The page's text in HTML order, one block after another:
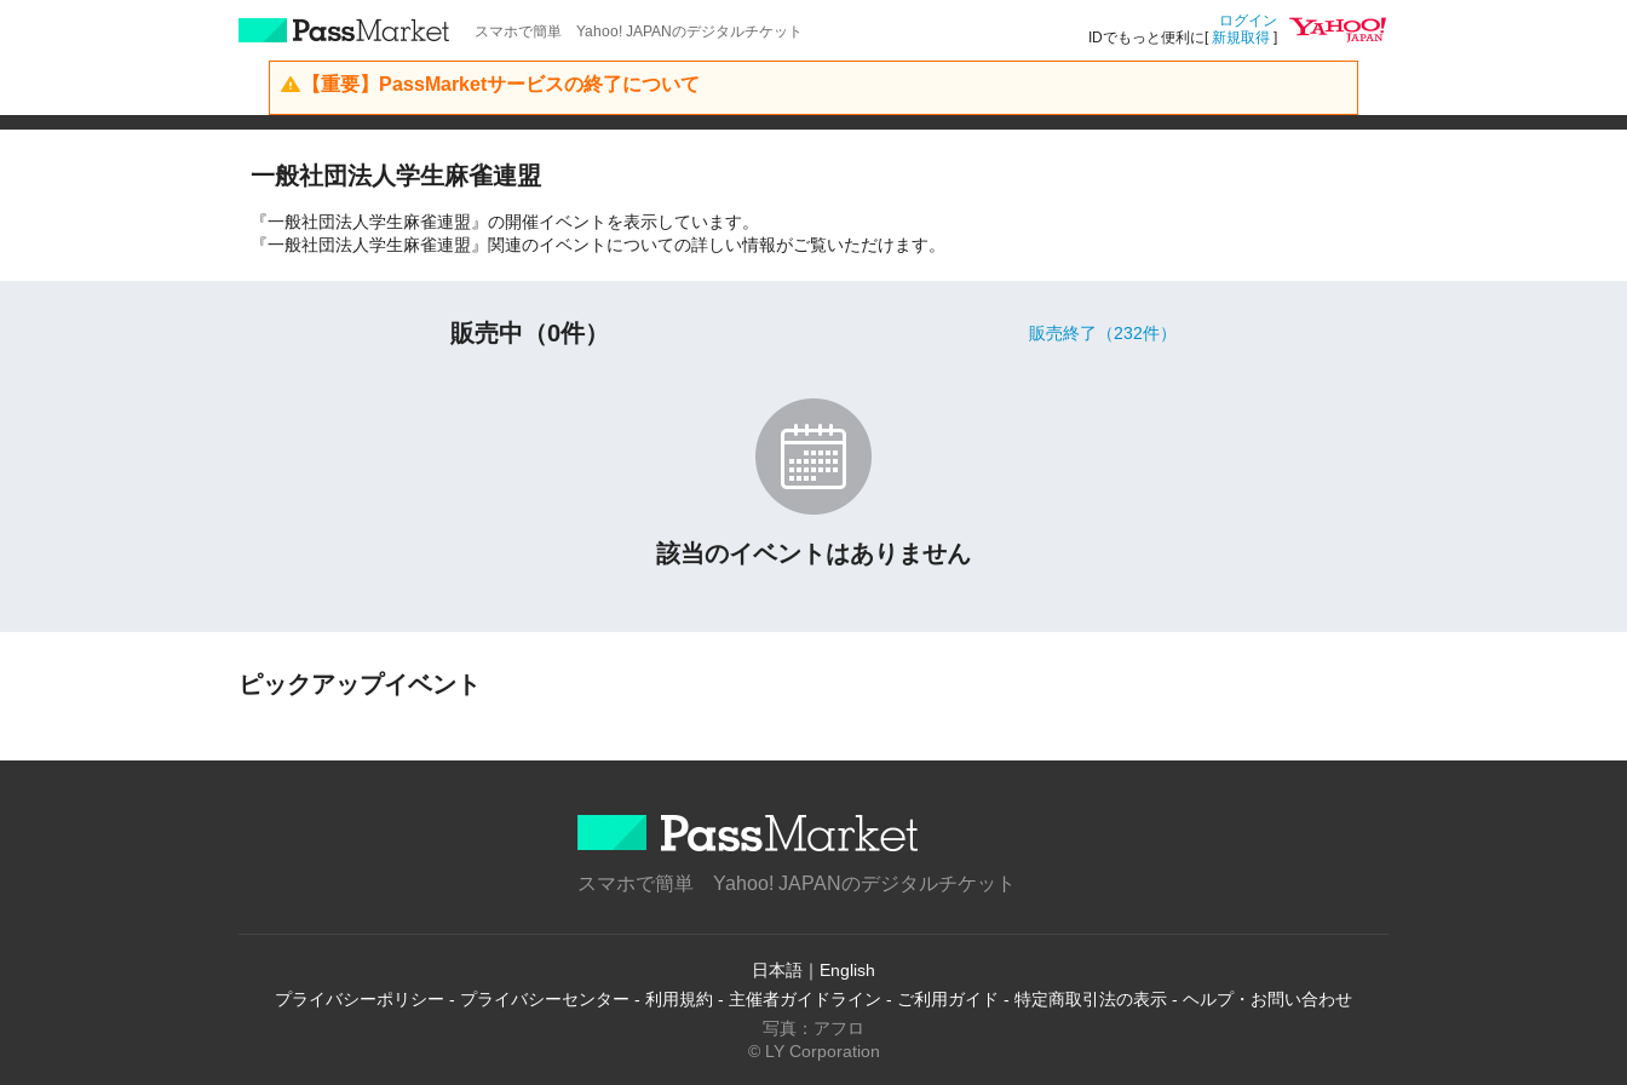
スマホで簡単 Yahoo! JAPANのデジタルチケット
ログイン
IDでもっと便利に[新規取得 ]
【重要】PassMarketサービスの終了について
一般社団法人学生麻雀連盟
『一般社団法人学生麻雀連盟』の開催イベントを表示しています。
『一般社団法人学生麻雀連盟』関連のイベントについての詳しい情報がご覧いただけます。
販売中（0件） 販売終了（232件）
該当のイベントはありません
ピックアップイベント
スマホで簡単 Yahoo! JAPANのデジタルチケット
日本語 ｜ English
プライバシーポリシー - プライバシーセンター - 利用規約 - 主催者ガイドライン - ご利用ガイド - 特定商取引法の表示 - ヘルプ・お問い合わせ
写真：アフロ
© LY Corporation